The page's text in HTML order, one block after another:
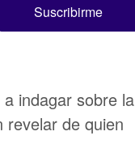
indagar sobre la
revelar de quien